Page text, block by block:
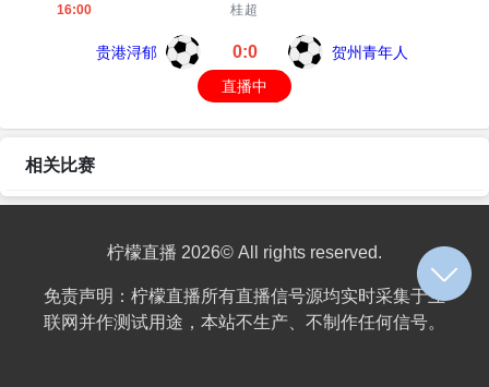
16:00 桂超
贵港浔郁 0:0
贺州青年人
直播中
相关比赛
柠檬直播 2026© All rights reserved.
免责声明：柠檬直播所有直播信号源均实时采集于互
联网并作测试用途，本站不生产、不制作任何信号。